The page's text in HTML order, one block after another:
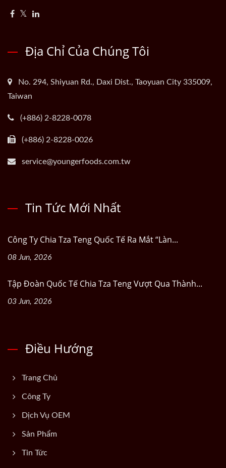
Địa Chỉ Của Chúng Tôi
No. 294, Shiyuan Rd., Daxi Dist., Taoyuan City 335009,
Taiwan
(+886) 2-8228-0078
(+886) 2-8228-0026
service@youngerfoods.com.tw
Tin Tức Mới Nhất
Công Ty Chia Tza Teng Quốc Tế Ra Mắt “Làn...
08 Jun, 2026
Tập Đoàn Quốc Tế Chia Tza Teng Vượt Qua Thành...
03 Jun, 2026
Điều Hướng
Trang Chủ
Công Ty
Dịch Vụ OEM
Sản Phẩm
Tin Tức